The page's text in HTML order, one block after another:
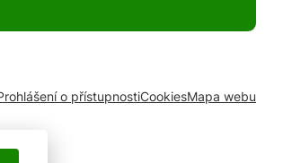
o přístupnostiCookiesMapa webu